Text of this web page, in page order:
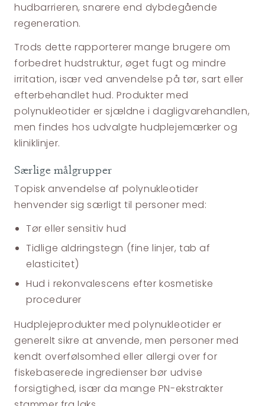
hudbarrieren, snarere end dybdegående
regeneration.
Trods dette rapporterer mange brugere om
forbedret hudstruktur, øget fugt og mindre
irritation, især ved anvendelse på tør, sart eller
efterbehandlet hud. Produkter med
polynukleotider er sjældne i dagligvarehandlen,
men findes hos udvalgte hudplejemærker og
kliniklinjer.
Særlige målgrupper
Topisk anvendelse af polynukleotider
henvender sig særligt til personer med:
Tør eller sensitiv hud
Tidlige aldringstegn (fine linjer, tab af
elasticitet)
Hud i rekonvalescens efter kosmetiske
procedurer
Hudplejeprodukter med polynukleotider er
generelt sikre at anvende, men personer med
kendt overfølsomhed eller allergi over for
fiskebaserede ingredienser bør udvise
forsigtighed, især da mange PN-ekstrakter